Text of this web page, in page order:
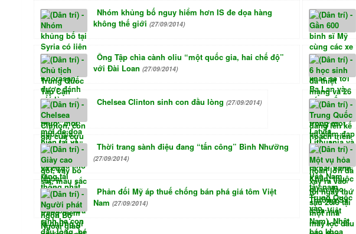
Nhóm khủng bố nguy hiểm hơn IS đe dọa hàng
không thế giới (27/09/2014)
Ông Tập chìa cành oliu “một quốc gia, hai chế độ”
với Đài Loan (27/09/2014)
Chelsea Clinton sinh con đầu lòng (27/09/2014)
Thời trang sành điệu đang “tấn công” Bình Nhưỡng
(27/09/2014)
Phản đối Mỹ áp thuế chống bán phá giá tôm Việt
Nam (27/09/2014)